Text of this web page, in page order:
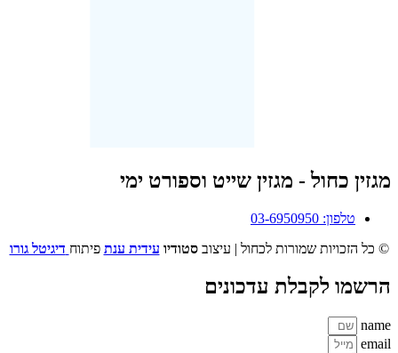
מגזין כחול - מגזין שייט וספורט ימי
טלפון: 03-6950950
© כל הזכויות שמורות לכחול | עיצובסטודיו עידית ענת פיתוח דיגיטל גורו
הרשמו לקבלת עדכונים
name
email